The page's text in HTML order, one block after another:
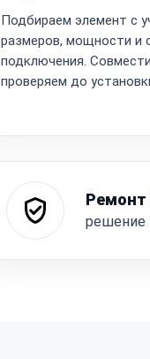
Подбираем элемент с
размеров, мощности и
подключения.
проверяем до
Ремонт
решение